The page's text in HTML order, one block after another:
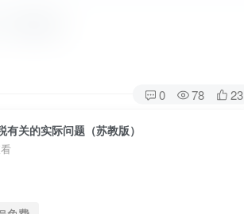
教版）
0 78 23
关的实际问题（苏教版）